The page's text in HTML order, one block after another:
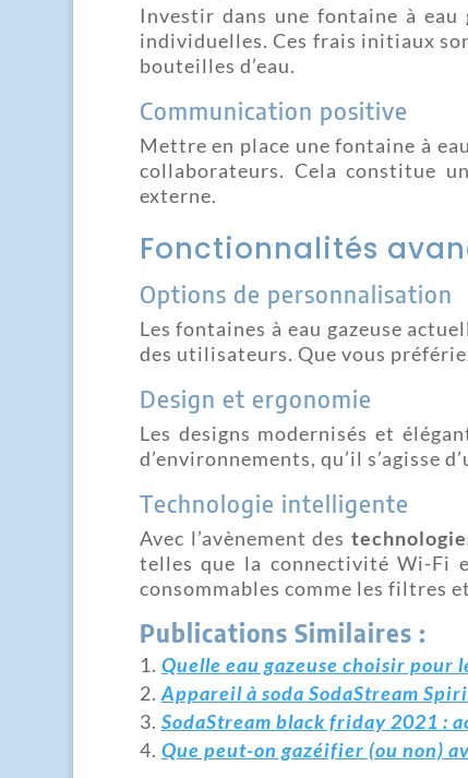
Investir dans une fontaine à eau
individuelles. Ces frais initiaux
bouteilles d’eau.
Communication positive
Mettre en place une fontaine à
collaborateurs. Cela constitue
externe.
Fonctionnalités
Options de personnalisation
Les fontaines à eau gazeuse
des utilisateurs. Que vous
Design et ergonomie
Les designs modernisés et
d’environnements, qu’il s’agisse
Technologie intelligente
Avec l’avènement des
telles que la connectivité Wi-Fi
consommables comme les filtres
Publications Similaires :
Quelle eau gazeuse choisir pour
Appareil à soda SodaStream
SodaStream black friday 2021 :
Que peut-on gazéifier (ou non)